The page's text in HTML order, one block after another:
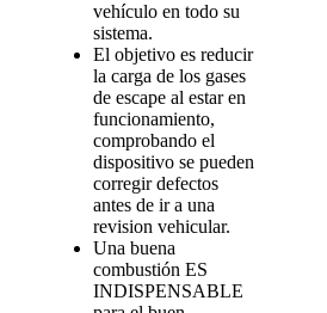
vehículo en todo su
sistema.
El objetivo es reducir
la carga de los gases
de escape al estar en
funcionamiento,
comprobando el
dispositivo se pueden
corregir defectos
antes de ir a una
revision vehicular.
Una buena
combustión ES
INDISPENSABLE